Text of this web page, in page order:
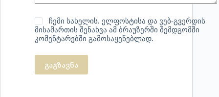
ჩემი სახელის. ელფოსტისა და ვებ-გვერდის
მისამართის შენახვა ამ ბრაუზერში შემდგომში
კომენტარებში გამოსაყენებლად.
გაგზავნა